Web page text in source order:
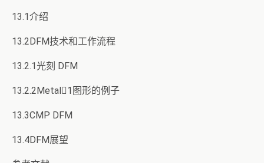
13.1介绍
13.2DFM技术和工作流程
13.2.1光刻 DFM
13.2.2Metal1图形的例子
13.3CMP DFM
13.4DFM展望